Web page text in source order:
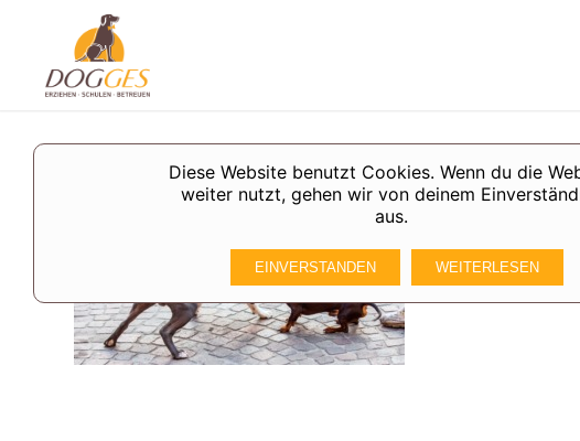
Diese Website benutzt Cookies. Wenn du die
weiter nutzt, gehen wir von deinem
aus.
EINVERSTANDEN WEITERLESEN